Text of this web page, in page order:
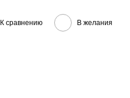
К сравнению В желания